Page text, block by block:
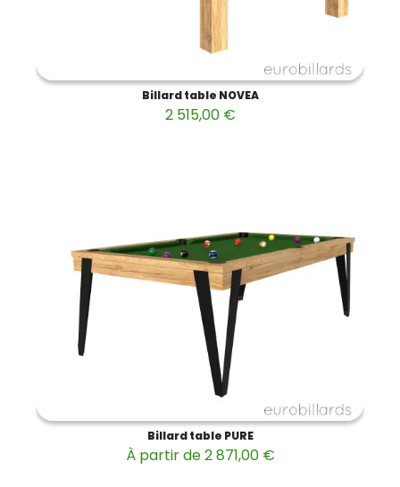
Billard table NOVEA
2 515,00 €
Billard table PURE
À partir de 2 871,00 €